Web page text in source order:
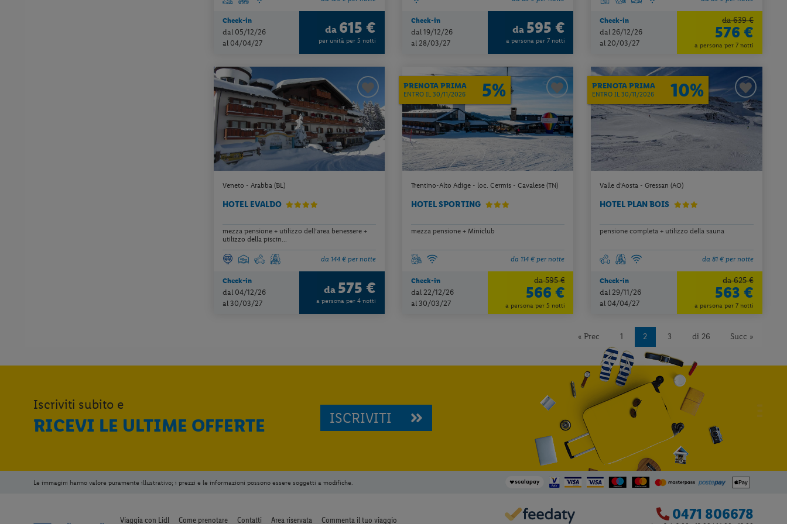
Check-in
dal 05/12/26
al 04/04/27
da 615 €
per unità per 5 notti
Check-in
dal 19/12/26
al 28/03/27
da 595 €
a persona per 7 notti
Check-in
dal 26/12/26
al 20/03/27
da 639 €
576 €
a persona per 7 notti
Veneto - Arabba (BL)
HOTEL EVALDO
mezza pensione + utilizzo dell’area benessere +
utilizzo della piscin...
da 144 € per notte
Check-in
dal 04/12/26
al 30/03/27
da 575 €
a persona per 4 notti
PRENOTA PRIMA
ENTRO IL 30/11/2026 5%
Trentino-Alto Adige - loc. Cermis - Cavalese (TN)
HOTEL SPORTING
mezza pensione + Miniclub
da 114 € per notte
Check-in
dal 22/12/26
al 30/03/27
da 595 €
566 €
a persona per 5 notti
PRENOTA PRIMA
ENTRO IL 30/11/2026 10%
Valle d'Aosta - Gressan (AO)
HOTEL PLAN BOIS
pensione completa + utilizzo della sauna
da 81 € per notte
Check-in
dal 29/11/26
al 04/04/27
da 625 €
563 €
a persona per 7 notti
« Prec 1 2 3 di 26 Succ »
Iscriviti subito e
RICEVI LE ULTIME OFFERTE ISCRIVITI
Le immagini hanno valore puramente illustrativo; i prezzi e le informazioni possono essere soggetti a modifiche.
Viaggia con Lidl Come prenotare Contatti Area riservata Commenta il tuo viaggio 0471 806678